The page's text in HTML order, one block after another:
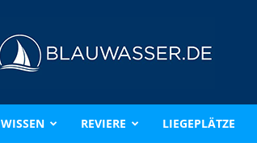
WISSEN REVIERE LIEGEPLÄTZE